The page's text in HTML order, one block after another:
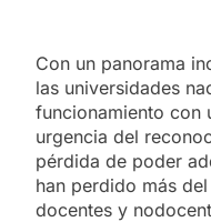
Con un panorama
las universidades
funcionamiento con
urgencia del
pérdida de poder
han perdido más
docentes y